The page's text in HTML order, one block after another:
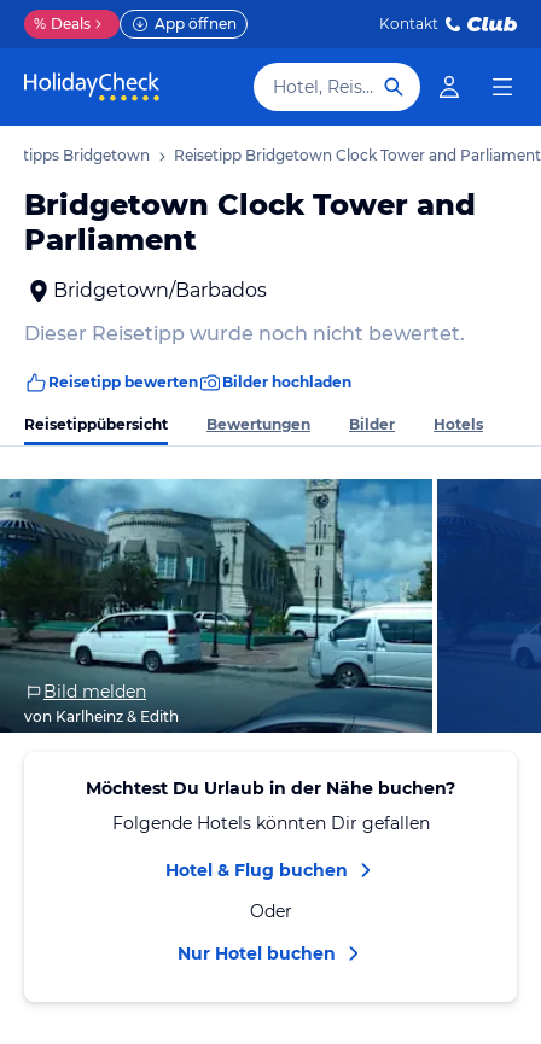
% Deals App öffnen Kontakt
Hotel, Reiseziel
Bridgetown Reisetipp Bridgetown Clock Tower and Parliament
Bridgetown Clock Tower and
Parliament
Bridgetown/Barbados
Dieser Reisetipp wurde noch nicht bewertet.
Reisetipp bewerten Bilder hochladen
Reisetippübersicht Bewertungen Bilder Hotels
Bild melden
von Karlheinz & Edith
Möchtest Du Urlaub in der Nähe buchen?
Folgende Hotels könnten Dir gefallen
Hotel & Flug buchen
Oder
Nur Hotel buchen